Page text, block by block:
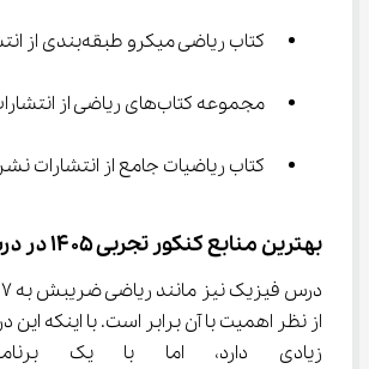
کتاب ریاضی میکرو طبقه‌بندی از انتشارات گاج
مجموعه کتاب‌های ریاضی از انتشارات خیلی سبز
کتاب ریاضیات جامع از انتشارات
بهترین منابع کنکور تجربی ۱۴۰۵ در درس فیزیک
از نظر اهمیت با آن برابر است. با اینکه